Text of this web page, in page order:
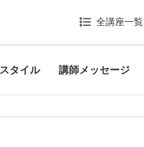
全講座一覧
タイル 講師メッセージ